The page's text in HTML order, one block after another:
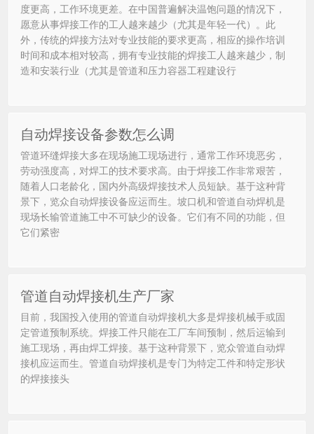
度更高，工作环境更差。在中国普遍解决温饱问题的情况下，
愿意从事焊接工作的工人越来越少（尤其是年轻一代）。此
外，传统的焊接方法对专业技能的要求更高，相应的操作培训
时间和成本相对较高，拥有专业技能的焊接工人越来越少，制
造和安装行业（尤其是管道和压力容器工程建设行
自动焊接设备参数怎么调
管道环缝焊接大多在现场施工现场进行，通常工作环境恶劣，
劳动强度高，对焊工的技术要求高。由于焊接工作非常艰苦，
随着人口老龄化，国内外高级焊接技术人员短缺。基于这种背
景下，览众自动焊接设备应运而生。坡口机和管道自动焊机是
现场长输管道施工中不可缺少的设备。它们有不同的功能，但
它们紧密
管道自动焊接机生产厂家
目前，我国投入使用的管道自动焊接机大多是焊接机械手或固
定管道预制系统。焊接工件只能在工厂车间预制，然后运输到
施工现场，再由焊工焊接。基于这种背景下，览众管道自动焊
接机应运而生。管道自动焊接机是专门为特定工件和特定形状
的焊接接头